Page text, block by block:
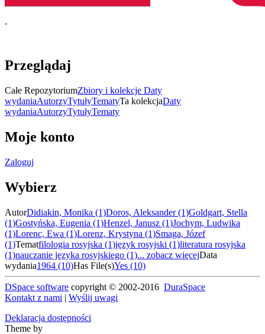
Przeglądaj
Całe RepozytoriumZbiory i kolekcje Daty
wydaniaAutorzyTytułyTematyTa kolekcjaDaty
wydaniaAutorzyTytułyTematy
Moje konto
Zaloguj
Wybierz
AutorDidiakin, Monika (1)Doros, Aleksander (1)Goldgart, Stella
(1)Gostyńska, Eugenia (1)Henzel, Janusz (1)Jochym, Ludwika
(1)Lorenc, Ewa (1)Lorenz, Krystyna (1)Smaga, Józef
(1)Tematfilologia rosyjska (1)język rosyjski (1)literatura rosyjska
(1)nauczanie języka rosyjskiego (1)... zobacz więcejData
wydania1964 (10)Has File(s)Yes (10)
DSpace software copyright © 2002-2016 DuraSpace
Kontakt z nami | Wyślij uwagi
Deklaracja dostępności
Theme by